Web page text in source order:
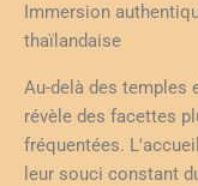
Immersion
thaïlandaise
Au-delà des temples
révèle des facettes
fréquentées.
leur souci constant